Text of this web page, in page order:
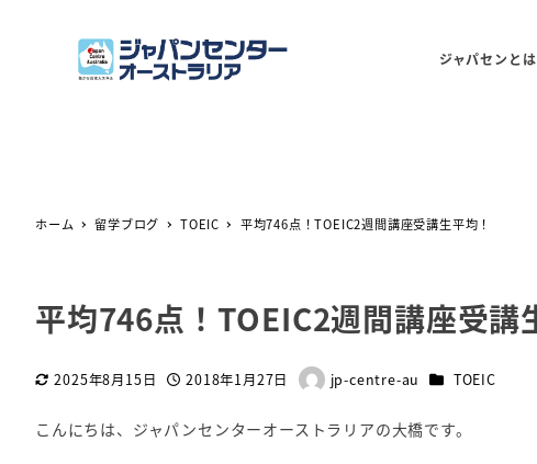
ジャパセンとは
ホーム 留学ブログ TOEIC 平均746点！TOEIC2週間講座受講生平均！
平均746点！TOEIC2週間講座受講
更新日2025年8月15日 投稿日2018年1月27日
著
jp-centre-au カテゴリー
TOEIC
こんにちは、ジャパンセンターオーストラリアの大橋です。